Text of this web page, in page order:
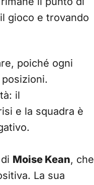
gioco e trovando
poiché ogni
il
e la squadra è
Moise Kean, che
La sua